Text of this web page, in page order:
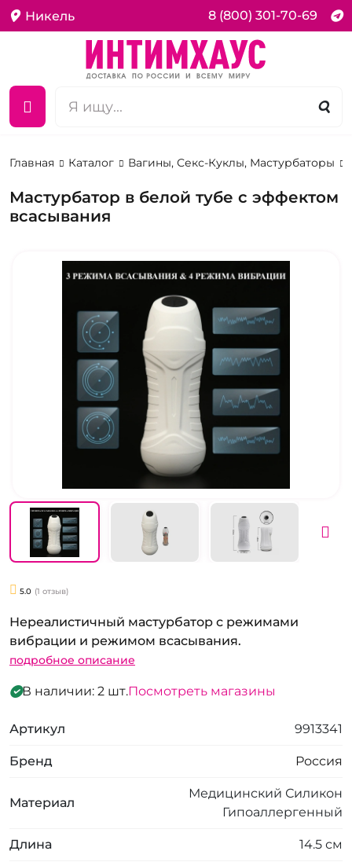
Никель 8 (800) 301-70-69
Главная Каталог Вагины, Секс-Куклы, Мастурбаторы
Мастурбатор в белой тубе с эффектом
всасывания
5.0 (1 отзыв)
Нереалистичный мастурбатор с режимами
вибрации и режимом всасывания.
подробное описание
В наличии: 2 шт.Посмотреть магазины
Артикул 9913341
Бренд Россия
Материал
Медицинский Силикон
Гипоаллергенный
Длина 14.5 см